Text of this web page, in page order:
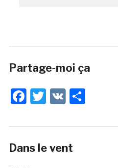
Partage-moi ça
Facebook
Twitter
VKShare
Dans le vent